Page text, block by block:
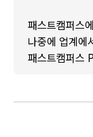
패스트캠퍼스
나중에 업계에
패스트캠퍼스